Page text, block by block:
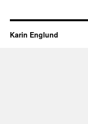
Karin Englund